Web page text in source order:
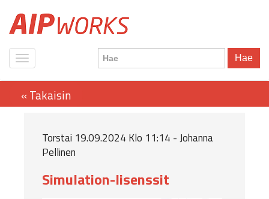
Hae
Torstai 19.09.2024 Klo 11:14 - Johanna
Pellinen
Simulation-lisenssit